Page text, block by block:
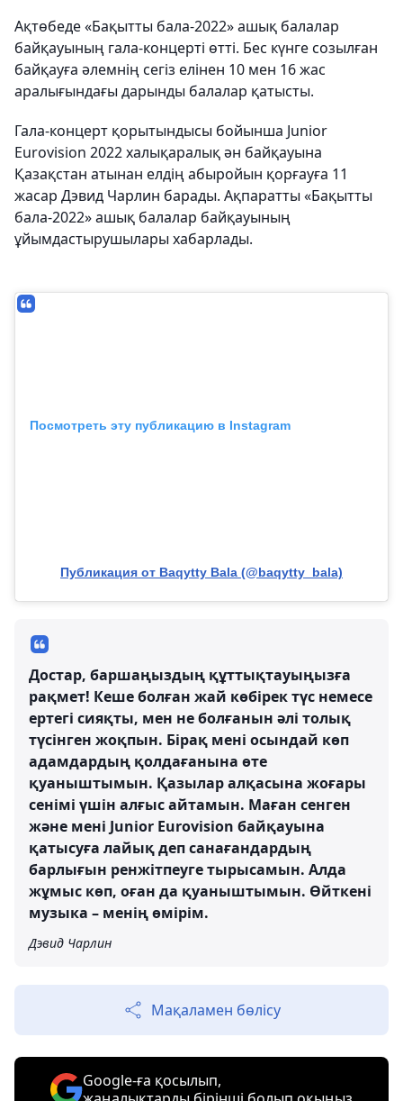
Ақтөбеде «Бақытты бала-2022» ашық балалар
байқауының гала-концерті өтті. Бес күнге созылған
байқауға әлемнің сегіз елінен 10 мен 16 жас
аралығындағы дарынды балалар қатысты.
Гала-концерт қорытындысы бойынша Junior
Eurovision 2022 халықаралық ән байқауына
Қазақстан атынан елдің абыройын қорғауға 11
жасар Дэвид Чарлин барады. Ақпаратты «Бақытты
бала-2022» ашық балалар байқауының
ұйымдастырушылары хабарлады.
Посмотреть эту публикацию в Instagram
Публикация от Baqytty Bala (@baqytty_bala)
Достар, баршаңыздың құттықтауыңызға
рақмет! Кеше болған жай көбірек түс немесе
ертегі сияқты, мен не болғанын әлі толық
түсінген жоқпын. Бірақ мені осындай көп
адамдардың қолдағанына өте
қуаныштымын. Қазылар алқасына жоғары
сенімі үшін алғыс айтамын. Маған сенген
және мені Junior Eurovision байқауына
қатысуға лайық деп санағандардың
барлығын ренжітпеуге тырысамын. Алда
жұмыс көп, оған да қуаныштымын. Өйткені
музыка – менің өмірім.
Дэвид Чарлин
Мақаламен бөлісу
Google-ға қосылып,